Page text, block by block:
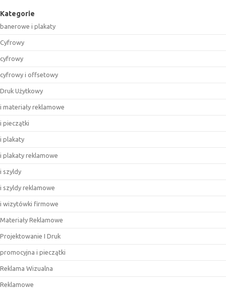
Kategorie
banerowe i plakaty
Cyfrowy
cyfrowy
cyfrowy i offsetowy
Druk Użytkowy
i materiały reklamowe
i pieczątki
i plakaty
i plakaty reklamowe
i szyldy
i szyldy reklamowe
i wizytówki firmowe
Materiały Reklamowe
Projektowanie I Druk
promocyjna i pieczątki
Reklama Wizualna
Reklamowe